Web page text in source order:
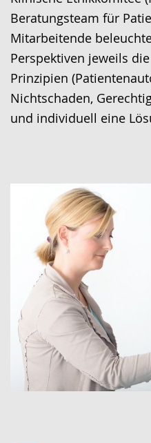
Beratungsteam für
Mitarbeitende
Perspektiven jeweils
Prinzipien
Nichtschaden,
und individuell eine